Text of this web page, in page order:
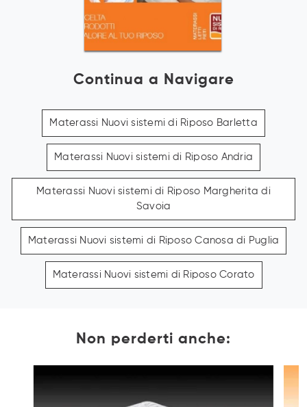
Continua a Navigare
Materassi Nuovi sistemi di Riposo Barletta
Materassi Nuovi sistemi di Riposo Andria
Materassi Nuovi sistemi di Riposo Margherita di
Savoia
Materassi Nuovi sistemi di Riposo Canosa di Puglia
Materassi Nuovi sistemi di Riposo Corato
Non perderti anche: